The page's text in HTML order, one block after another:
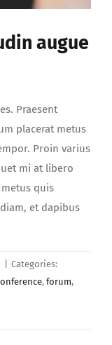
augue
Praesent
placerat metus
Proin varius
mi at libero
quis
et dapibus
Categories:
, forum,